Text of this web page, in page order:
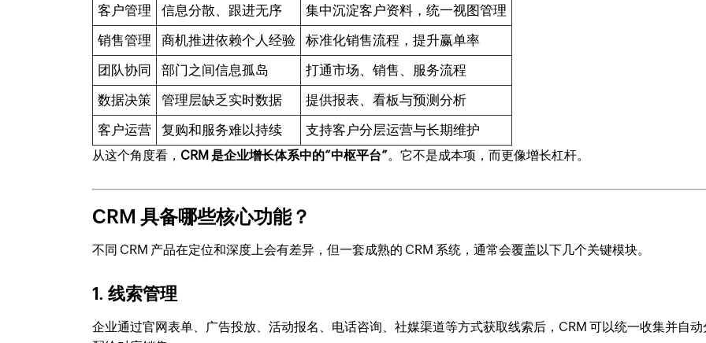
客户管理
信息分散、跟进无序
集中沉淀客户资料，统一视图管理
销售管理
商机推进依赖个人经验
标准化销售流程，提升赢单率
团队协同
部门之间信息孤岛
打通市场、销售、服务流程
数据决策
管理层缺乏实时数据
提供报表、看板与预测分析
客户运营
复购和服务难以持续 支持客户分层运营与长期维护
从这个角度看， CRM 是企业增长体系中的“中枢平台”。它不是成本项，而更像增长杠杆。
CRM 具备哪些核心功能？
不同 CRM 产品在定位和深度上会有差异，但一套成熟的 CRM 系统，通常会覆盖以下几个关键模块。
1. 线索管理
企业通过官网表单、广告投放、活动报名、电话咨询、社媒渠道等方式获取线索后，CRM 可以统一收集并自动